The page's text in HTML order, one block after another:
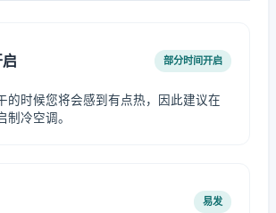
部分时间开启
的时候您将会感到有点热，因此建议在
制冷空调。
易发